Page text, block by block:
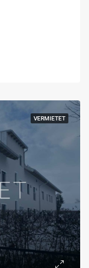
VERMIETET